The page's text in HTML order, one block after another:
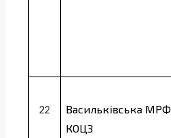
22
Васильківська МРФ
КОЦЗ